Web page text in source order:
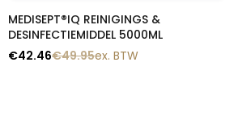
Snelle blik
MEDISEPT®IQ REINIGINGS &
DESINFECTIEMIDDEL 5000ML
€49.95
€42.46 ex. BTW